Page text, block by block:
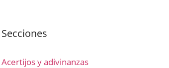
Secciones
Acertijos y adivinanzas